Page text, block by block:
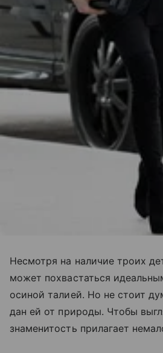
Несмотря на наличие троих
может похвастаться
осиной талией. Но не стоит
дан ей от природы. Чтобы
знаменитость прилагает